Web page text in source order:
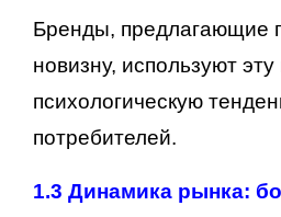
Бренды, предлагающие
новизну, используют
психологическую
потребителей.
1.3 Динамика рынка: